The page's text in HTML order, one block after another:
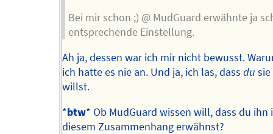
Bei mir schon ;) @ MudGuard erwähnte ja
entsprechende Einstellung.
Ah ja, dessen war ich mir nicht bewusst.
ich hatte es nie an. Und ja, ich las, dassdu
willst.
*btw* Ob MudGuard wissen will, dass du ihn
diesem Zusammenhang erwähnst?